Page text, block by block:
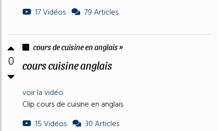
17 Vidéos
79 Articles
0
cours de cuisine en anglais »
cours cuisine anglais
voir la vidéo
Clip cours de cuisine en anglais
15 Vidéos
30 Articles